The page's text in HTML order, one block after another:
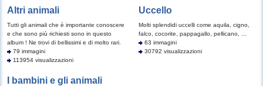
Altri animali
Tutti gli animali che è importante conoscere
e che sono più richiesti sono in questo
album ! Ne trovi di bellissimi e di molto rari.
79 immagini
113954 visualizzazioni
Uccello
Molti splendidi uccelli come aquila, cigno,
falco, cocorite, pappagallo, pellicano, ...
63 immagini
30792 visualizzazioni
I bambini e gli animali